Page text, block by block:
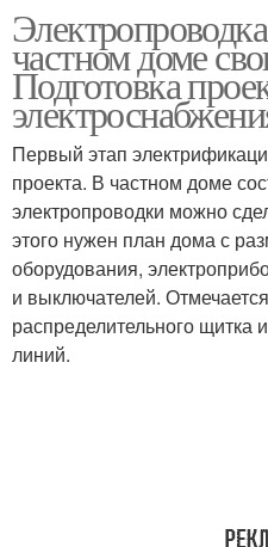
доме
частном доме
Подготовка
Первый этап
проекта. В частном доме
электропроводки можно
этого нужен план дома с
оборудования,
и выключателей.
распределительного щитка
линий.